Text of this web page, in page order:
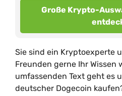
Große Krypto-
Sie sind ein Kryptoexperte
Freunden gerne Ihr Wissen
umfassenden Text geht es
deutscher Dogecoin